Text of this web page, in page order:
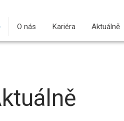
O nás Kariéra Aktuálně